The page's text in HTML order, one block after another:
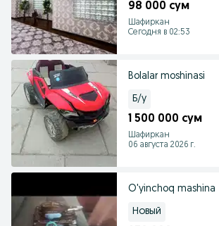
98 000 сум
Шафиркан
Сегодня в 02:53
Bolalar moshinasi
Б/у
1 500 000 сум
Шафиркан
06 августа 2026 г.
O'yinchoq mashina
Новый